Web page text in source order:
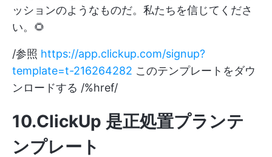
ッションのようなものだ。私たちを信じてくださ
い。🌻
/参照 https://app.clickup.com/signup?
template=t-216264282 このテンプレートをダウ
ンロードする /%href/
10.ClickUp 是正処置プランテ
ンプレート